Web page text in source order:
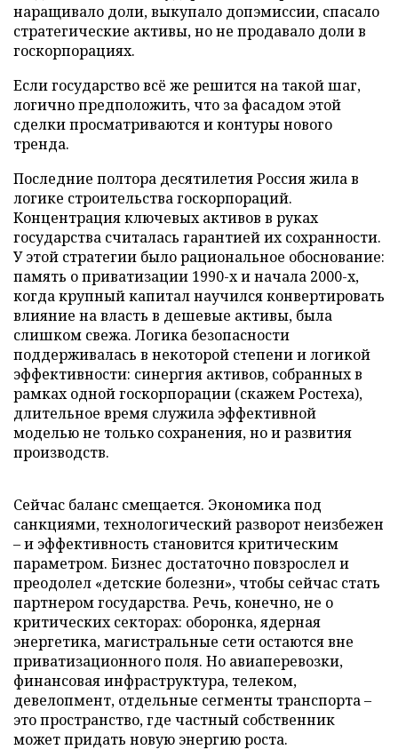
наращивало доли, выкупало допэмиссии, спасало
стратегические активы, но не продавало доли в
госкорпорациях.
Если государство всё же решится на такой шаг,
логично предположить, что за фасадом этой
сделки просматриваются и контуры нового
тренда.
Последние полтора десятилетия Россия жила в
логике строительства госкорпораций.
Концентрация ключевых активов в руках
государства считалась гарантией их сохранности.
У этой стратегии было рациональное обоснование:
память о приватизации 1990-х и начала 2000-х,
когда крупный капитал научился конвертировать
влияние на власть в дешевые активы, была
слишком свежа. Логика безопасности
поддерживалась в некоторой степени и логикой
эффективности: синергия активов, собранных в
рамках одной госкорпорации (скажем Ростеха),
длительное время служила эффективной
моделью не только сохранения, но и развития
производств.
Сейчас баланс смещается. Экономика под
санкциями, технологический разворот неизбежен
– и эффективность становится критическим
параметром. Бизнес достаточно повзрослел и
преодолел «детские болезни», чтобы сейчас стать
партнером государства. Речь, конечно, не о
критических секторах: оборонка, ядерная
энергетика, магистральные сети остаются вне
приватизационного поля. Но авиаперевозки,
финансовая инфраструктура, телеком,
девелопмент, отдельные сегменты транспорта –
это пространство, где частный собственник
может придать новую энергию роста.